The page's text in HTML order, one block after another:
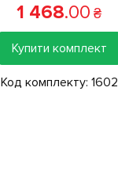
1 468.00 ₴
Купити комплект
Код комплекту: 1602